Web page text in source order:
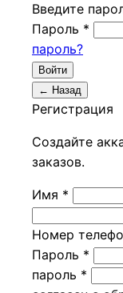
Введите
Пароль *
пароль?
Войти
← Назад
Регистрация
Создайте
заказов.
Имя *
Номер
Пароль *
пароль *